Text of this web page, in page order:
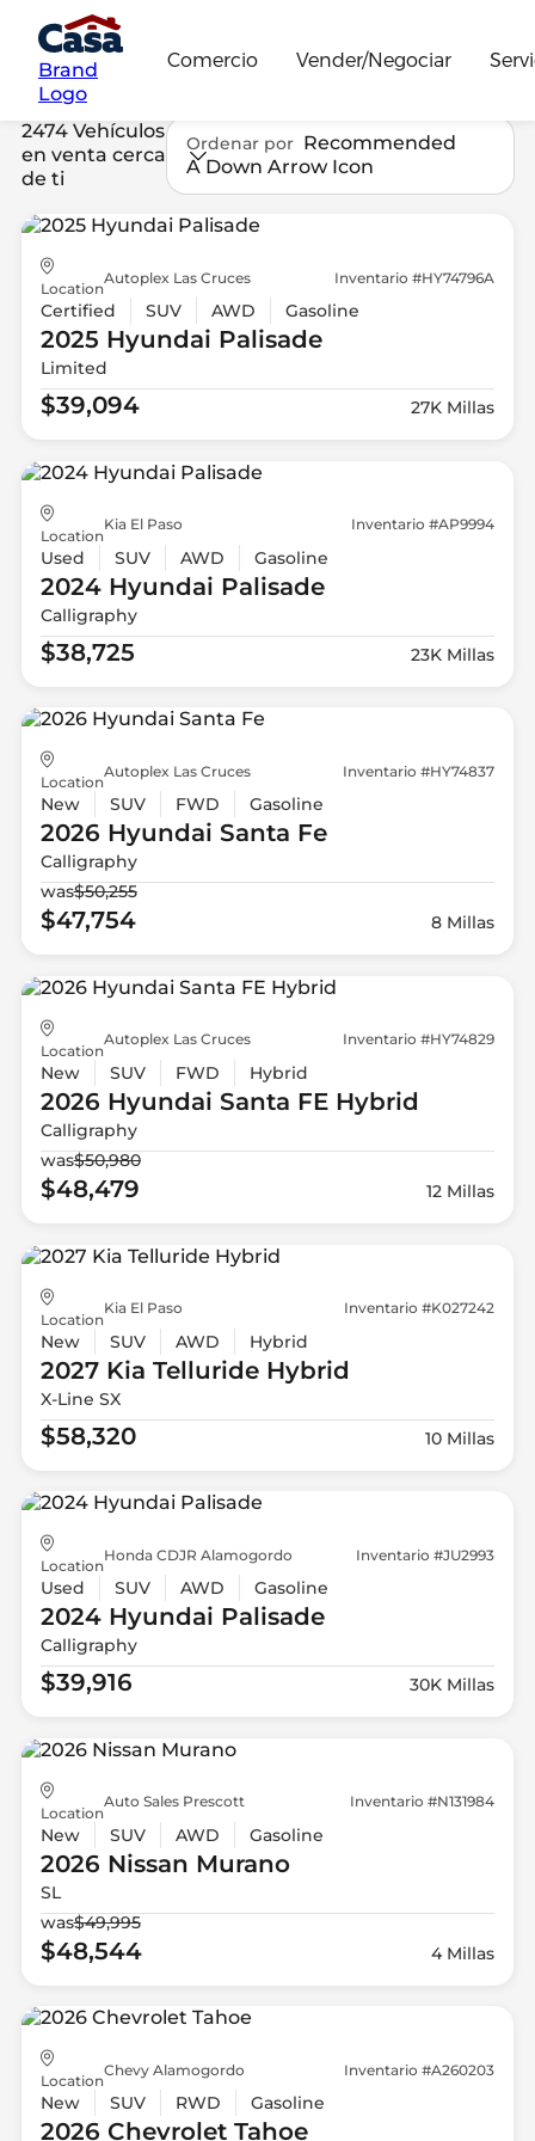
Brand
Logo
Comercio Vender/Negociar
2474 Vehículos
en venta cerca
de ti
Ordenar por Recommended
A Down Arrow Icon
Location
Autoplex Las Cruces Inventario #HY74796A
Certified SUV AWD Gasoline
2025 Hyundai Palisade
Limited
$39,094 27K Millas
Location
Kia El Paso Inventario #AP9994
Used SUV AWD Gasoline
2024 Hyundai Palisade
Calligraphy
$38,725 23K Millas
Location
Autoplex Las Cruces Inventario #HY74837
New SUV FWD Gasoline
2026 Hyundai Santa Fe
Calligraphy
was$50,255
$47,754 8 Millas
Location
Autoplex Las Cruces Inventario #HY74829
New SUV FWD Hybrid
2026 Hyundai Santa FE Hybrid
Calligraphy
was$50,980
$48,479 12 Millas
Location
Kia El Paso Inventario #K027242
New SUV AWD Hybrid
2027 Kia Telluride Hybrid
X-Line SX
$58,320 10 Millas
Location
Honda CDJR Alamogordo Inventario #JU2993
Used SUV AWD Gasoline
2024 Hyundai Palisade
Calligraphy
$39,916 30K Millas
Location
Auto Sales Prescott Inventario #N131984
New SUV AWD Gasoline
2026 Nissan Murano
SL
was$49,995
$48,544 4 Millas
Location
Chevy Alamogordo Inventario #A260203
New SUV RWD Gasoline
2026 ChevroletTahoe